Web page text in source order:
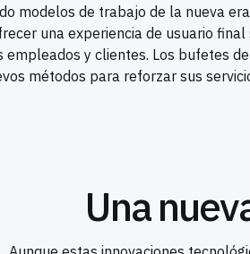
modelos de trabajo de la nueva
una experiencia de usuario final
empleados y clientes. Los bufetes
métodos para reforzar sus
Una